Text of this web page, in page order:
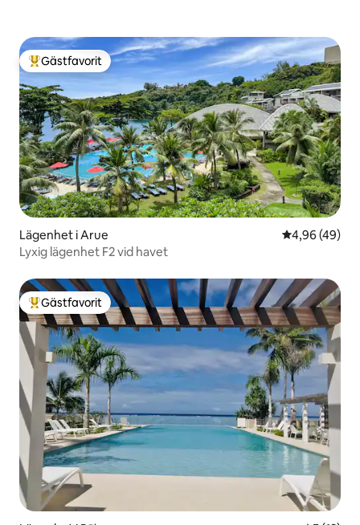
Populär gästfavorit
Gästfavorit
Lägenhet i Arue 4,96 av 5 i
4,96 (49)
Lyxig lägenhet F2 vid havet
Populär gästfavorit
Gästfavorit